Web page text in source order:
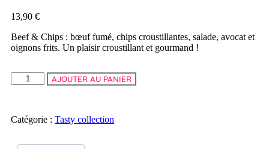
13,90 €
Beef & Chips : bœuf fumé, chips croustillantes, salade, avocat et
oignons frits. Un plaisir croustillant et gourmand !
AJOUTER AU PANIER
Catégorie : Tasty collection